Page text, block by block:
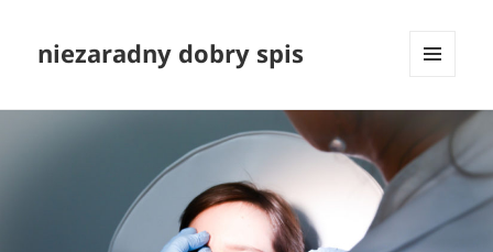
niezaradny dobry spis
WIDGETY